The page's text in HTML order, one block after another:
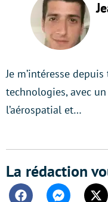
Je m’intéresse
technologies, avec
l’aérospatial et…
La rédaction